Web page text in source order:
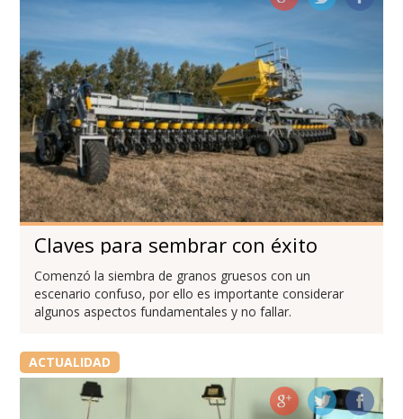
Claves para sembrar con éxito
Comenzó la siembra de granos gruesos con un
escenario confuso, por ello es importante considerar
algunos aspectos fundamentales y no fallar.
ACTUALIDAD